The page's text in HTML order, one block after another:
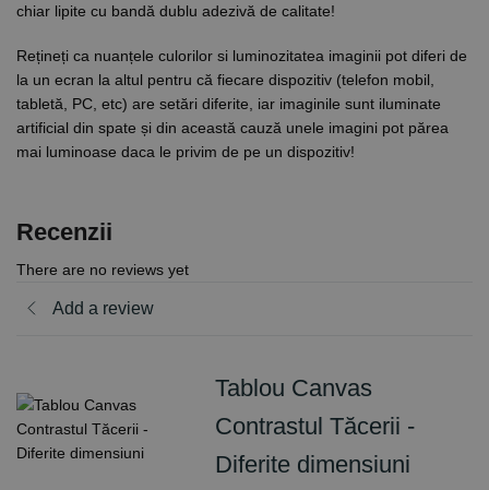
chiar lipite cu bandă dublu adezivă de calitate!
Rețineți ca nuanțele culorilor si luminozitatea imaginii pot diferi de
la un ecran la altul pentru că fiecare dispozitiv (telefon mobil,
tabletă, PC, etc) are setări diferite, iar imaginile sunt iluminate
artificial din spate și din această cauză unele imagini pot părea
mai luminoase daca le privim de pe un dispozitiv!
Recenzii
There are no reviews yet
Add a review
Tablou Canvas
Contrastul Tăcerii -
Diferite dimensiuni